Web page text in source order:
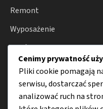
Remont
Wyposażenie
Ogród
Smart home
Menu
Cenimy prywatność
Pliki cookie pomagają
serwisu, dostarczać
analizować ruch na